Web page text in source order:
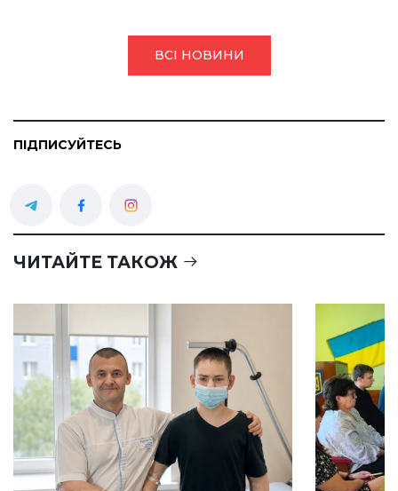
ВСІ НОВИНИ
ПІДПИСУЙТЕСЬ
ЧИТАЙТЕ ТАКОЖ